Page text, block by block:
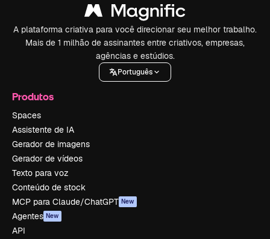
A plataforma criativa para você direcionar seu melhor trabalho.
Mais de 1 milhão de assinantes entre criativos, empresas,
agências e estúdios.
Português
Produtos
Spaces
Assistente de IA
Gerador de imagens
Gerador de vídeos
Texto para voz
Conteúdo de stock
MCP para Claude/ChatGPT New
Agentes New
API